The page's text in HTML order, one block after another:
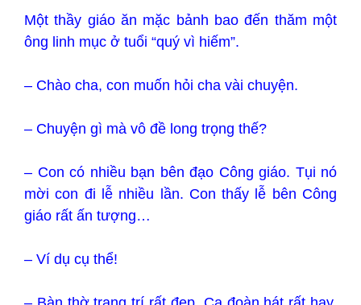
Một thầy giáo ăn mặc bảnh bao đến thăm một
ông linh mục ở tuổi “quý vì hiếm”.
– Chào cha, con muốn hỏi cha vài chuyện.
– Chuyện gì mà vô đề long trọng thế?
– Con có nhiều bạn bên đạo Công giáo. Tụi nó
mời con đi lễ nhiều lần. Con thấy lễ bên Công
giáo rất ấn tượng…
– Ví dụ cụ thể!